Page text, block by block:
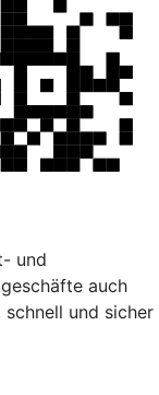
und
auch
und sicher